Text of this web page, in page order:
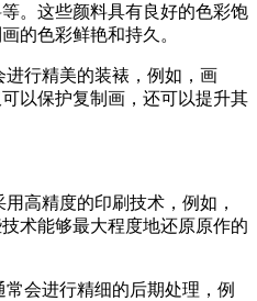
。这些颜料具有良好的色彩饱
的色彩鲜艳和持久。
行精美的装裱，例如，画
以保护复制画，还可以提升其
高精度的印刷技术，例如，
术能够最大程度地还原原作的
会进行精细的后期处理，例